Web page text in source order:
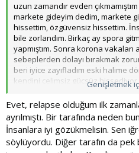
uzun zamandır evden
markete gideyim dedim, markete
hissettim, özgüvensiz hissettim.
bile zorlandım. Birkaç ay spora
yapmıştım. Sonra korona vakaları
sebeplerden dolayı bırakmak
beri iyice zayıfladım eski halime
kendini çelimsiz güçsüz
dökesim geldi. sizin de böyle
Genişletmek
Evet, relapse olduğum ilk
ayrılmıştı. Bir tarafında neden
İnsanlara iyi gözükmelisin. Sen
söylüyordu. Diğer tarafın da pek